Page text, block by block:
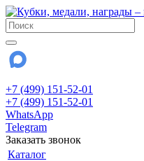
+7 (499) 151-52-01
+7 (499) 151-52-01
WhatsApp
Telegram
Заказать звонок
Каталог